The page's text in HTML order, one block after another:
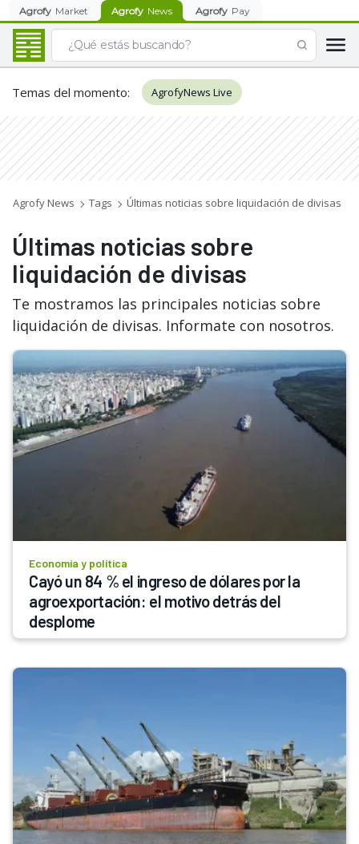
Agrofy Market Agrofy News Agrofy Pay
Temas del momento: AgrofyNews Live
Agrofy News Tags Últimas noticias sobre liquidación de divisas
Últimas noticias sobre
liquidación de divisas
Te mostramos las principales noticias sobre
liquidación de divisas. Informate con nosotros.
Economía y política
Cayó un 84 % el ingreso de dólares por la
agroexportación: el motivo detrás del
desplome